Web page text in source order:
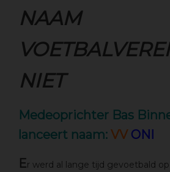
NAAM
NIET
Medeoprichter Bas
lanceert naam: VV ONI
Er werd al lange tijd gevoetbald